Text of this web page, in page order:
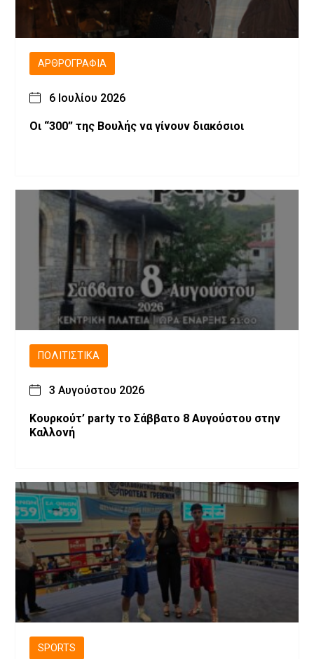
ΑΡΘΡΟΓΡΑΦΊΑ
6 Ιουλίου 2026
Οι “300” της Βουλής να γίνουν διακόσιοι
ΠΟΛΙΤΙΣΤΙΚΆ
3 Αυγούστου 2026
Κουρκούτ’ party το Σάββατο 8 Αυγούστου στην
Καλλονή
SPORTS